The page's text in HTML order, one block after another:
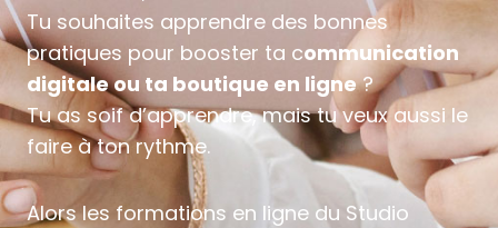
Tu souhaites apprendre des bonnes
pratiques pour booster ta communication
digitale ou ta boutique en ligne?
Tu as soif d’apprendre, mais tu veux aussi le
faire à ton rythme.
Alors les formations en ligne du Studio